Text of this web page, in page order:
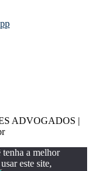
ADVOGADOS |
a melhor
este site,